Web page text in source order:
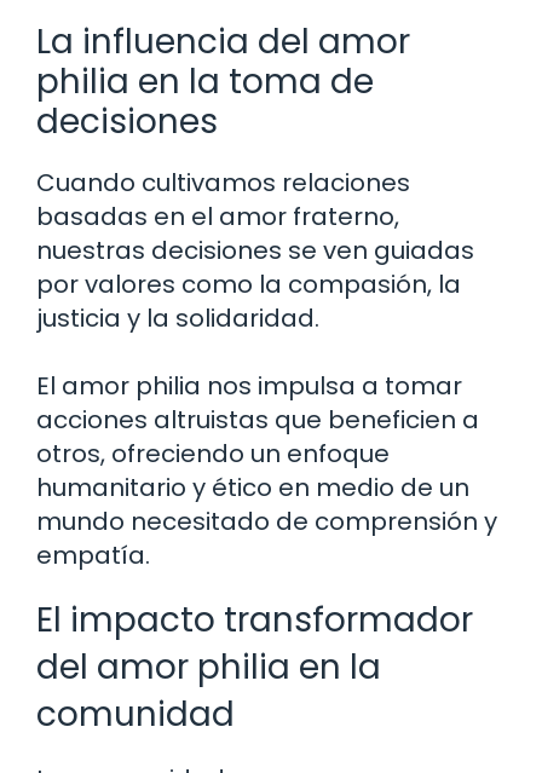
La influencia del amor
philia en la toma de
decisiones
Cuando cultivamos relaciones
basadas en el amor fraterno,
nuestras decisiones se ven guiadas
por valores como la compasión, la
justicia y la solidaridad.
El amor philia nos impulsa a tomar
acciones altruistas que beneficien a
otros, ofreciendo un enfoque
humanitario y ético en medio de un
mundo necesitado de comprensión y
empatía.
El impacto transformador
del amor philia en la
comunidad